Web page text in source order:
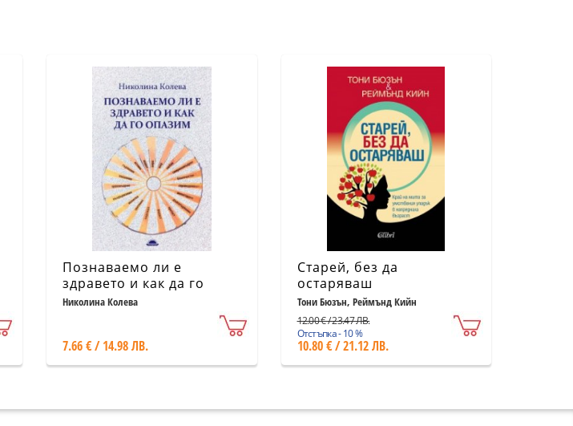
Познаваемо ли е
здравето и как да го
опазим
Николина Колева
7.66 € / 14.98 ЛВ.
Старей, без да
остаряваш
Тони Бюзън, Реймънд Кийн
12.00 € / 23.47 ЛВ.
Отстъпка - 10 %
10.80 € / 21.12 ЛВ.